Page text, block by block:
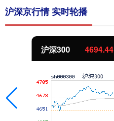
沪深京行情 实时轮播
沪深300 4694.44